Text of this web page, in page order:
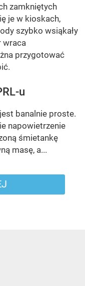
zamkniętych
je w kioskach,
szybko wsiąkały
wraca
przygotować
u
banalnie proste.
napowietrzenie
śmietankę
masę, a...